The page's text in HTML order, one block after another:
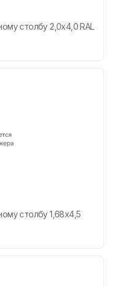
столбу 2,0х4,0 RAL
столбу 1,68х4,5